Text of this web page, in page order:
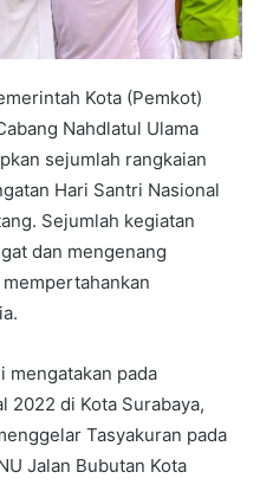
Kota (Pemkot)
Nahdlatul Ulama
sejumlah rangkaian
Hari Santri Nasional
Sejumlah kegiatan
dan mengenang
mengatakan pada
2022 di Kota Surabaya,
Tasyakuran pada
Jalan Bubutan Kota